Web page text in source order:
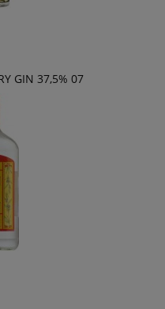
GIN 37,5% 07